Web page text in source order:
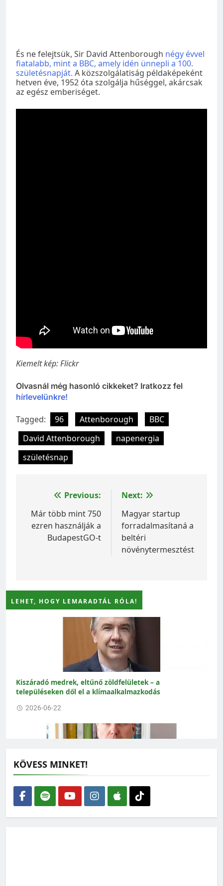
És ne felejtsük, Sir David Attenborough négy évvel
fiatalabb, mint a BBC, amely idén ünnepli a 100.
születésnapját. A közszolgálatiság példaképeként
hetven éve, 1952 óta szolgálja hűséggel, akárcsak
az egész emberiséget.
Kiemelt kép: Flickr
Olvasnál még hasonló cikkeket? Iratkozz fel
hírlevelünkre!
Tagged: 96 Attenborough
BBC
David Attenborough
napenergia
születésnap
Bejegyzés
navigáció
Previous:
Már több mint 750
ezren használják a
BudapestGO-t
Next:
Magyar startup
forradalmasítaná a
beltéri
növénytermesztést
LEHET, HOGY LEMARADTÁL RÓLA!
Kiszáradó medrek, eltűnő zöldfelületek – a
településeken dől el a klímaalkalmazkodás
2026-06-22
Eltűnő vizeink: védett fajok tucatjai kerülhetnek
veszélybe a Tisza mentén
KÖVESS MINKET!